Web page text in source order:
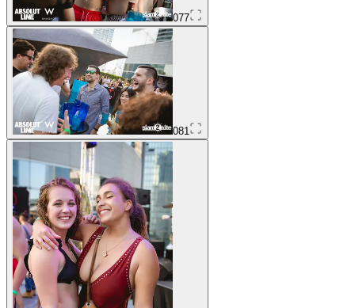
077
081